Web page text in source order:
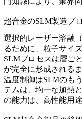
超合金のSLM製造プ
選択的レーザー溶融（
るために、粒子サイ
SLMプロセスは層ご
が完全に形成される
温度制御はSLMのも
テムは、均一な加熱
の能力は、高性能用